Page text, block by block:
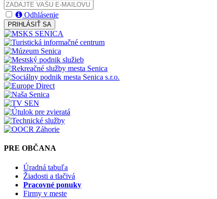
Odhlásenie
PRIHLÁSIŤ SA
PRE OBČANA
Úradná tabuľa
Žiadosti a tlačivá
Pracovné ponuky
Firmy v meste